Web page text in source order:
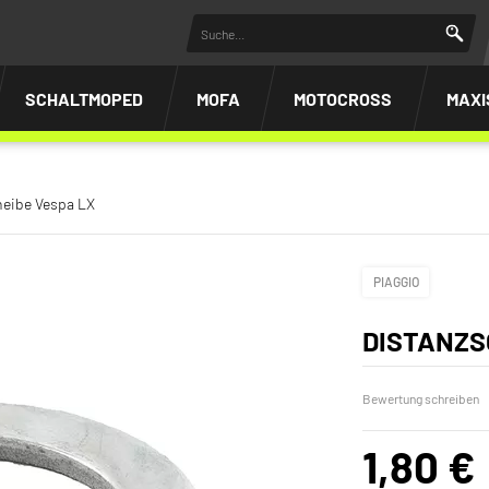
SCHALTMOPED MOFA MOTOCROSS
Vespa LX
PIAGGIO
Bewertung schreiben
1,80 €